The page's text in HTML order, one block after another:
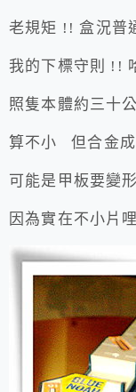
老規矩 !! 盒況普
我的下標守則 !!
照隻本體約三十
算不小 但合金成
可能是甲板要變
因為實在不小片